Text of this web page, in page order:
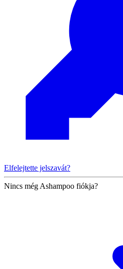
Elfelejtette jelszavát?
Nincs még Ashampoo fiókja?